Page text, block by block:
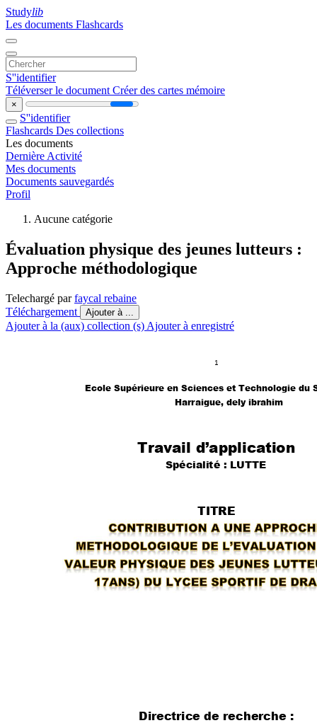
Studylib
Les documents Flashcards
S''identifier
Téléverser le document Créer des cartes mémoire
×
S''identifier
Flashcards Des collections
Les documents
Dernière Activité
Mes documents
Documents sauvegardés
Profil
Aucune catégorie
Évaluation physique des jeunes lutteurs :
Approche méthodologique
Telechargé parfaycal rebaine
Téléchargement
Ajouter à ...
Ajouter à la (aux) collection (s) Ajouter à enregistré
1
Ecole Supérieure en Sciences et Technologie du
Harraigue, dely ibrahim
Travail d’application
Spécialité : LUTTE
TITRE
Directrice de recherche :